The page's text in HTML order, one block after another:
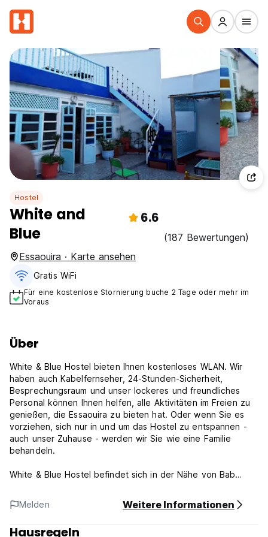
Hostel
White and
Blue
6.6
(187 Bewertungen)
Essaouira · Karte ansehen
Gratis WiFi
Für eine kostenlose Stornierung buche 2 Tage oder mehr im
Voraus
Über
White & Blue Hostel bieten Ihnen kostenloses WLAN. Wir
haben auch Kabelfernseher, 24-Stunden-Sicherheit,
Besprechungsraum und unser lockeres und freundliches
Personal können Ihnen helfen, alle Aktivitäten im Freien zu
genießen, die Essaouira zu bieten hat. Oder wenn Sie es
vorziehen, sich nur in und um das Hostel zu entspannen -
auch unser Zuhause - werden wir Sie wie eine Familie
behandeln.
White & Blue Hostel befindet sich in der Nähe von Bab
fünf Minuten zu Fuß vom Strand entfernt. Esaouira Mogador
Airport ist 14 km entfernt. Sie können die Hauptattraktionen
der Essaouira einfach besuchen, wie das Souk, das
historische Stadtzentrum, das Sidi Muhammad Ben Abd Allah
Melden Weitere Informationen
Hausregeln